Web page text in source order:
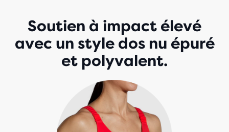
Soutien à impact élevé
avec un style dos nu épuré
et polyvalent.